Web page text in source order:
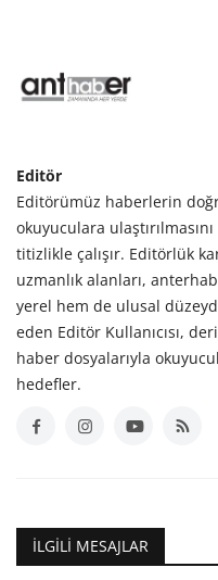
Editör
Editörümüz haberlerin
okuyuculara
titizlikle çalışır. Editörlük
uzmanlık alanları,
yerel hem de ulusal
eden Editör Kullanıcısı,
haber dosyalarıyla
hedefler.
İLGILI MESAJLAR